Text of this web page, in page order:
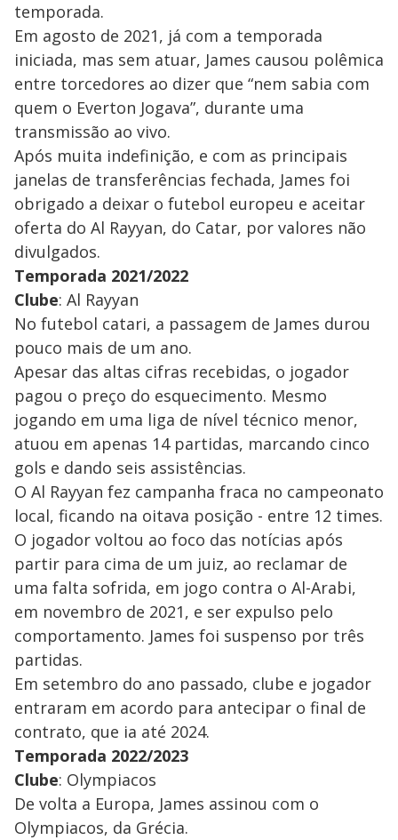
temporada.
Em agosto de 2021, já com a temporada
iniciada, mas sem atuar, James causou polêmica
entre torcedores ao dizer que “nem sabia com
quem o Everton Jogava”, durante uma
transmissão ao vivo.
Após muita indefinição, e com as principais
janelas de transferências fechada, James foi
obrigado a deixar o futebol europeu e aceitar
oferta do Al Rayyan, do Catar, por valores não
divulgados.
Temporada 2021/2022
Clube: Al Rayyan
No futebol catari, a passagem de James durou
pouco mais de um ano.
Apesar das altas cifras recebidas, o jogador
pagou o preço do esquecimento. Mesmo
jogando em uma liga de nível técnico menor,
atuou em apenas 14 partidas, marcando cinco
gols e dando seis assistências.
O Al Rayyan fez campanha fraca no campeonato
local, ficando na oitava posição - entre 12 times.
O jogador voltou ao foco das notícias após
partir para cima de um juiz, ao reclamar de
uma falta sofrida, em jogo contra o Al-Arabi,
em novembro de 2021, e ser expulso pelo
comportamento. James foi suspenso por três
partidas.
Em setembro do ano passado, clube e jogador
entraram em acordo para antecipar o final de
contrato, que ia até 2024.
Temporada 2022/2023
Clube: Olympiacos
De volta a Europa, James assinou com o
Olympiacos, da Grécia.